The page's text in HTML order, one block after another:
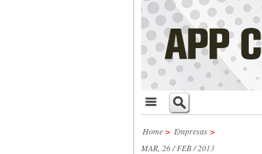
Home> Empresas>
MAR, 26 / FEB / 2013